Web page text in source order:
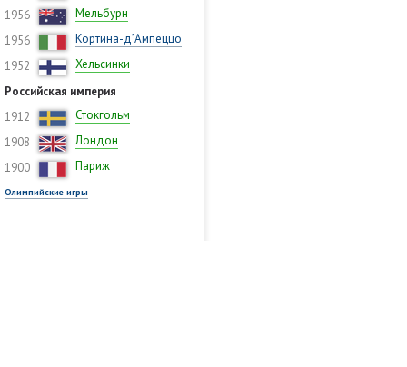
1956
Мельбурн
1956
Кортина-д’Ампеццо
1952
Хельсинки
Российская империя
1912
Стокгольм
1908
Лондон
1900
Париж
Олимпийские игры